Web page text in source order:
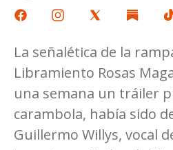
La señalética de la
Libramiento Rosas
una semana un tráiler
carambola, había sido
Guillermo Willys, vocal